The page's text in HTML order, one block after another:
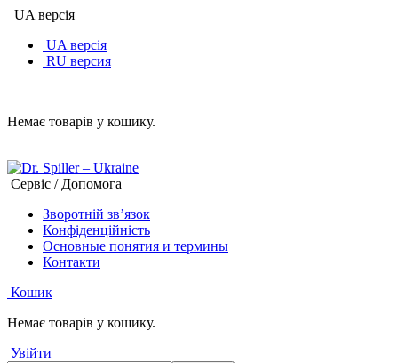
UA версія
UA версія
RU версия
Немає товарів у кошику.
Сервіс / Допомога
Зворотній зв’язок
Конфіденційність
Основные понятия и термины
Контакти
Кошик
Немає товарів у кошику.
Увійти